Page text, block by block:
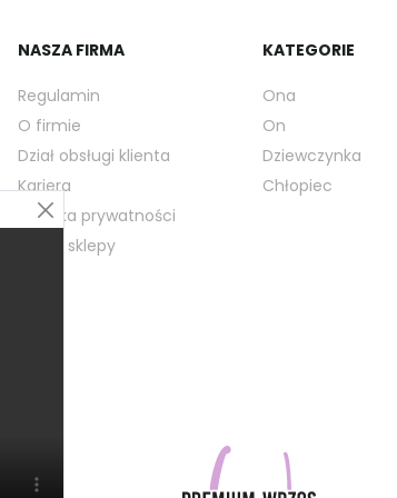
NASZA FIRMA
Regulamin
O firmie
Dział obsługi klienta
Kariera
Polityka prywatności
Nasze sklepy
KATEGORIE
Ona
On
Dziewczynka
Chłopiec